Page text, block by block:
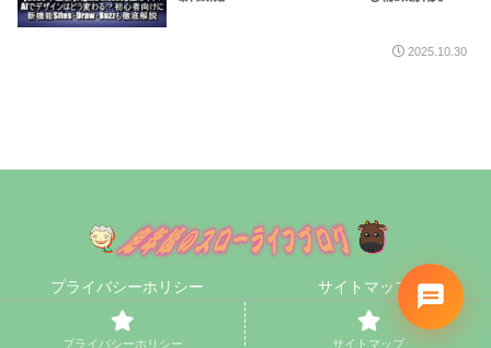
2025.10.30
プライバシーホリシー サイトマップ
© 2020 定年後のスローライフブログ.
プライバシーホリシー サイトマップ